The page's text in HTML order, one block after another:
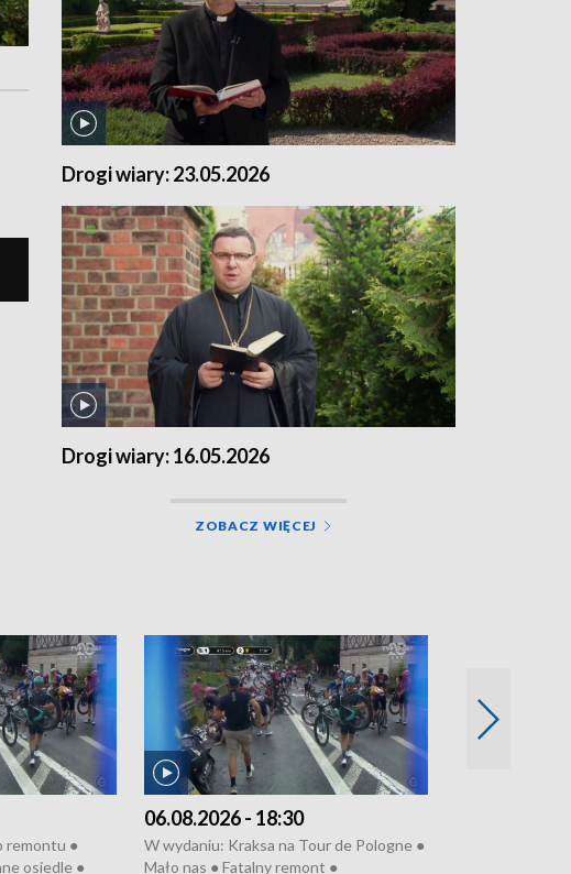
Drogi wiary: 23.05.2026
Drogi wiary: 16.05.2026
ZOBACZ WIĘCEJ
remontu ●
osiedle ●
06.08.2026 - 18:30
W wydaniu: Kraksa na Tour de Pologne ●
Mało nas ● Fatalny remont ●